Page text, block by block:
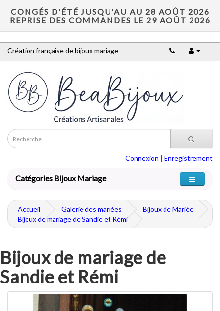
CONGÉS D'ÉTÉ JUSQU'AU AU 28 AOÛT 2026
REPRISE DES COMMANDES LE 29 AOÛT 2026
Création française de bijoux mariage
Connexion | Enregistrement
Catégories Bijoux Mariage
Accueil Galerie des mariées
Bijoux de Mariée
Bijoux de mariage de Sandie et Rémi
Bijoux de mariage de
Sandie et Rémi